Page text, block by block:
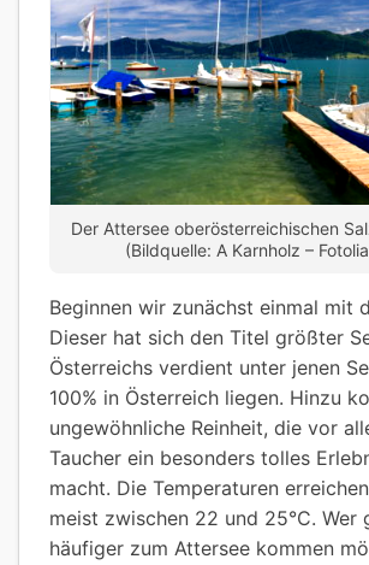
Der Attersee oberösterreichischen
(Bildquelle: A Karnholz –
Beginnen wir zunächst einmal mit
Dieser hat sich den Titel größter
Österreichs verdient unter jenen
100% in Österreich liegen. Hinzu
ungewöhnliche Reinheit, die vor
Taucher ein besonders tolles
macht. Die Temperaturen
meist zwischen 22 und 25°C. Wer
häufiger zum Attersee kommen